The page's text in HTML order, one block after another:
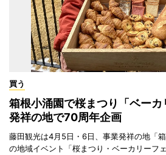
買う
箱根小涌園で桜まつり「ベー
発祥の地で70周年企画
藤田観光は4月5日・6日、事業発祥の地「
の地域イベント「桜まつり・ベーカリーフ